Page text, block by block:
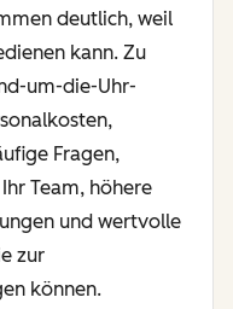
deutlich, weil
kann. Zu
um-die-Uhr-
Fragen,
Team, höhere
und wertvolle
zur
können.